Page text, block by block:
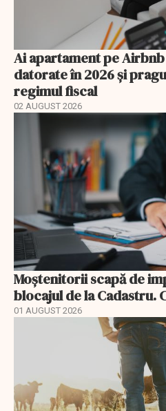
Ai apartament pe
datorate în 2026 și
regimul fiscal
02 AUGUST 2026
Moștenitorii scapă de
blocajul de la Cadastru.
01 AUGUST 2026